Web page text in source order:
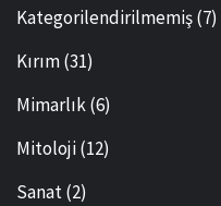
Kategorilendirilmemiş(7)
Kırım(31)
Mimarlık(6)
Mitoloji(12)
Sanat(2)